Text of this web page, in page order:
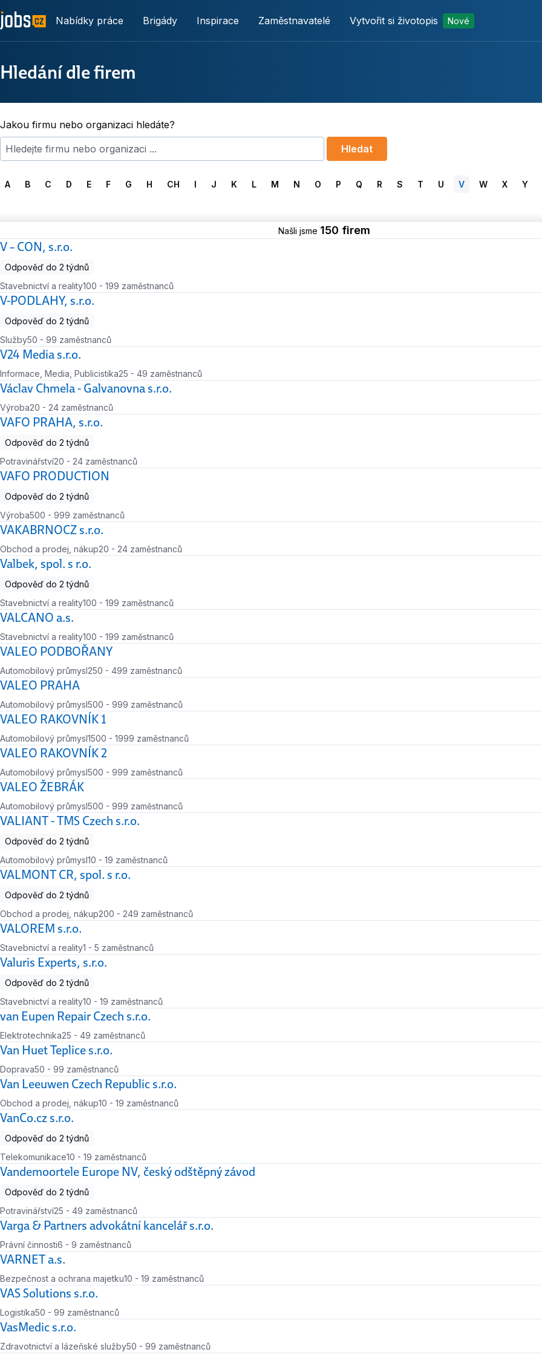
Nabídky práce Brigády Inspirace Zaměstnavatelé Vytvořit si životopis Nové
Hledání dle firem
Jakou firmu nebo organizaci hledáte?
Hledat
A B C D E F G H CH I J K L M N O P Q R S T U V W X Y
Našli jsme 150 firem
V – CON, s.r.o.
Odpověď do 2 týdnů
Stavebnictví a reality
Počet zaměstnanců
100 - 199 zaměstnanců
V-PODLAHY, s.r.o.
Odpověď do 2 týdnů
Služby
Počet zaměstnanců
50 - 99 zaměstnanců
V24 Media s.r.o.
Informace, Media, Publicistika
Počet zaměstnanců
25 - 49 zaměstnanců
Václav Chmela - Galvanovna s.r.o.
Výroba
Počet zaměstnanců
20 - 24 zaměstnanců
VAFO PRAHA, s.r.o.
Odpověď do 2 týdnů
Potravinářství
Počet zaměstnanců
20 - 24 zaměstnanců
VAFO PRODUCTION
Odpověď do 2 týdnů
Výroba
Počet zaměstnanců
500 - 999 zaměstnanců
VAKABRNOCZ s.r.o.
Obchod a prodej, nákup
Počet zaměstnanců
20 - 24 zaměstnanců
Valbek, spol. s r.o.
Odpověď do 2 týdnů
Stavebnictví a reality
Počet zaměstnanců
100 - 199 zaměstnanců
VALCANO a.s.
Stavebnictví a reality
Počet zaměstnanců
100 - 199 zaměstnanců
VALEO PODBOŘANY
Automobilový průmysl
Počet zaměstnanců
250 - 499 zaměstnanců
VALEO PRAHA
Automobilový průmysl
Počet zaměstnanců
500 - 999 zaměstnanců
VALEO RAKOVNÍK 1
Automobilový průmysl
Počet zaměstnanců
1500 - 1999 zaměstnanců
VALEO RAKOVNÍK 2
Automobilový průmysl
Počet zaměstnanců
500 - 999 zaměstnanců
VALEO ŽEBRÁK
Automobilový průmysl
Počet zaměstnanců
500 - 999 zaměstnanců
VALIANT - TMS Czech s.r.o.
Odpověď do 2 týdnů
Automobilový průmysl
Počet zaměstnanců
10 - 19 zaměstnanců
VALMONT CR, spol. s r.o.
Odpověď do 2 týdnů
Obchod a prodej, nákup
Počet zaměstnanců
200 - 249 zaměstnanců
VALOREM s.r.o.
Stavebnictví a reality
Počet zaměstnanců
1 - 5 zaměstnanců
Valuris Experts, s.r.o.
Odpověď do 2 týdnů
Stavebnictví a reality
Počet zaměstnanců
10 - 19 zaměstnanců
van Eupen Repair Czech s.r.o.
Elektrotechnika
Počet zaměstnanců
25 - 49 zaměstnanců
Van Huet Teplice s.r.o.
Doprava
Počet zaměstnanců
50 - 99 zaměstnanců
Van Leeuwen Czech Republic s.r.o.
Obchod a prodej, nákup
Počet zaměstnanců
10 - 19 zaměstnanců
VanCo.cz s.r.o.
Odpověď do 2 týdnů
Telekomunikace
Počet zaměstnanců
10 - 19 zaměstnanců
Vandemoortele Europe NV, český odštěpný závod
Odpověď do 2 týdnů
Potravinářství
Počet zaměstnanců
25 - 49 zaměstnanců
Varga & Partners advokátní kancelář s.r.o.
Právní činnosti
Počet zaměstnanců
6 - 9 zaměstnanců
VARNET a.s.
Bezpečnost a ochrana majetku
Počet zaměstnanců
10 - 19 zaměstnanců
VAS Solutions s.r.o.
Logistika
Počet zaměstnanců
50 - 99 zaměstnanců
VasMedic s.r.o.
Zdravotnictví a lázeňské služby
Počet zaměstnanců
50 - 99 zaměstnanců